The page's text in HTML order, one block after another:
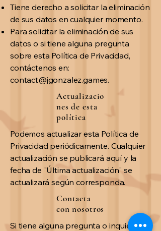
Tiene derecho a solicitar la eliminación
de sus datos en cualquier momento.
Para solicitar la eliminación de sus
datos o si tiene alguna pregunta
sobre esta Política de Privacidad,
contáctenos en:
contact@jgonzalez.games.
Actualizacio
nes de esta
política
Podemos actualizar esta Política de
Privacidad periódicamente. Cualquier
actualización se publicará aquí y la
fecha de "Última actualización" se
actualizará según corresponda.
Contacta
con nosotros
Si tiene alguna pregunta o inquietud